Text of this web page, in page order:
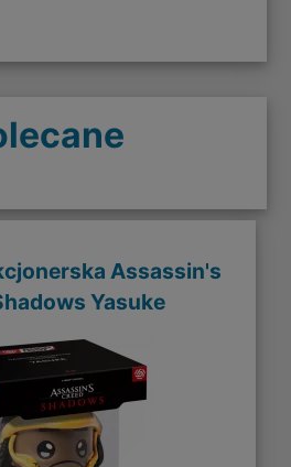
Assassin's
Yasuke